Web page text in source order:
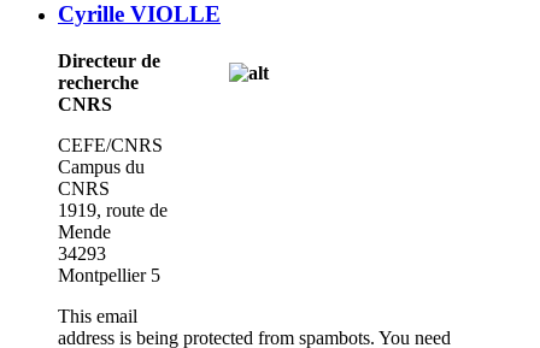
Cyrille VIOLLE
Directeur de
recherche
CNRS
CEFE/CNRS
Campus du
CNRS
1919, route de
Mende
34293
Montpellier 5
This email
address is being protected from spambots. You need